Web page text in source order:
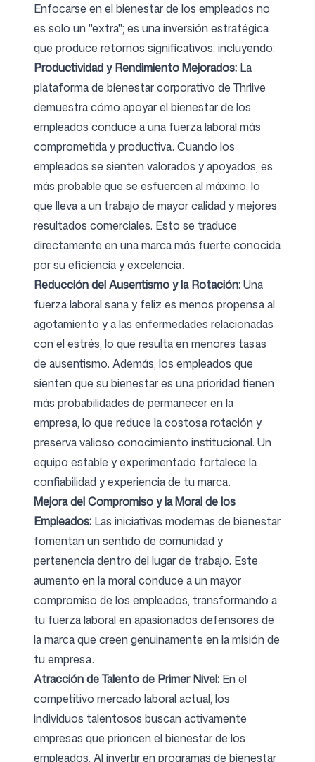
Contacto
Iniciar sesión Regístrate
Síguenos
Enfocarse en el bienestar de los empleados no
es solo un "extra"; es una inversión estratégica
que produce retornos significativos, incluyendo:
Productividad y Rendimiento Mejorados: La
plataforma de bienestar corporativo de Thriive
demuestra cómo apoyar el bienestar de los
empleados conduce a una fuerza laboral más
comprometida y productiva. Cuando los
empleados se sienten valorados y apoyados, es
más probable que se esfuercen al máximo, lo
que lleva a un trabajo de mayor calidad y mejores
resultados comerciales. Esto se traduce
directamente en una marca más fuerte conocida
por su eficiencia y excelencia.
Reducción del Ausentismo y la Rotación:Una
fuerza laboral sana y feliz es menos propensa al
agotamiento y a las enfermedades relacionadas
con el estrés, lo que resulta en menores tasas
de ausentismo. Además, los empleados que
sienten que su bienestar es una prioridad tienen
más probabilidades de permanecer en la
empresa, lo que reduce la costosa rotación y
preserva valioso conocimiento institucional. Un
equipo estable y experimentado fortalece la
confiabilidad y experiencia de tu marca.
Mejora del Compromiso y la Moral de los
Empleados: Las iniciativas modernas de bienestar
fomentan un sentido de comunidad y
pertenencia dentro del lugar de trabajo. Este
aumento en la moral conduce a un mayor
compromiso de los empleados, transformando a
tu fuerza laboral en apasionados defensores de
la marca que creen genuinamente en la misión de
tu empresa.
Atracción de Talento de Primer Nivel: En el
competitivo mercado laboral actual, los
individuos talentosos buscan activamente
empresas que prioricen el bienestar de los
empleados. Al invertir en programas de bienestar